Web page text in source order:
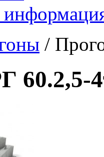
/
60.2,5-